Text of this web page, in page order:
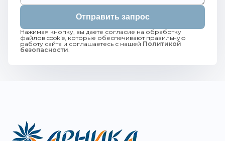
Отправить запрос
Нажимая кнопку, вы даете согласие на обработку
файлов cookie, которые обеспечивают правильную
работу сайта и соглашаетесь с нашей Политикой
безопасности.